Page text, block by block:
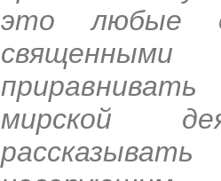
это любые
мирской